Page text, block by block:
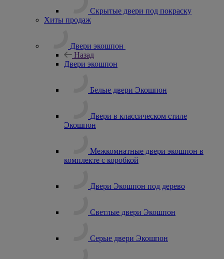
Скрытые двери под покраску
Хиты продаж
Двери экошпон
Назад
Двери экошпон
Белые двери Экошпон
Двери в классическом стиле
Экошпон
Межкомнатные двери экошпон в
комплекте с коробкой
Двери Экошпон под дерево
Светлые двери Экошпон
Серые двери Экошпон